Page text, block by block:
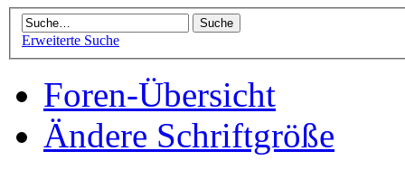
Erweiterte Suche
Foren-Übersicht
Ändere Schriftgröße